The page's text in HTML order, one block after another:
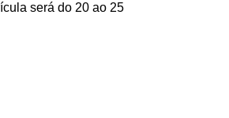
será do 20 ao 25